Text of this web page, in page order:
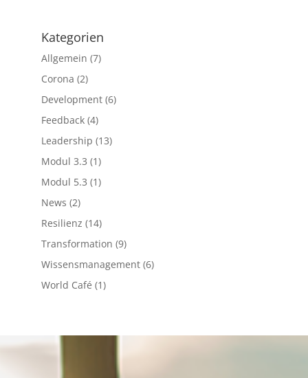
Kategorien
Allgemein (7)
Corona (2)
Development(6)
Feedback(4)
Leadership (13)
Modul 3.3 (1)
Modul 5.3 (1)
News (2)
Resilienz (14)
Transformation (9)
Wissensmanagement(6)
World Café (1)